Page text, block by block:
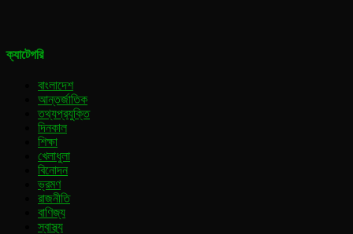
ক্যাটেগরি
বাংলাদেশ
আন্তর্জাতিক
তথ্যপ্রযুক্তি
দিনকাল
শিক্ষা
খেলাধুলা
বিনোদন
ভ্রমণ
রাজনীতি
বাণিজ্য
স্বাস্থ্য